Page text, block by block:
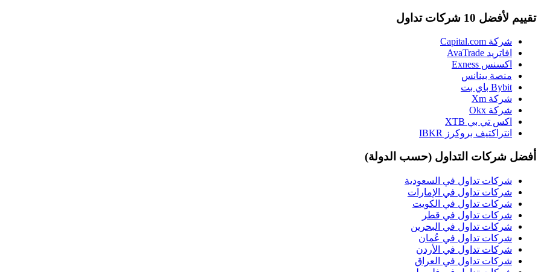
تقييم لأفضل 10 شركات تداول
شركة Capital.com
افاتريد AvaTrade
اكسنس Exness
منصة بينانس
Bybit باي بت
شركة Xm
شركة Okx
اكس تي بي XTB
انتراكتيف بروكرز IBKR
أفضل شركات التداول (حسب الدولة)
شركات تداول في السعودية
شركات تداول في الإمارات
شركات تداول في الكويت
شركات تداول في قطر
شركات تداول في البحرين
شركات تداول في عُمان
شركات تداول في الأردن
شركات تداول في العراق